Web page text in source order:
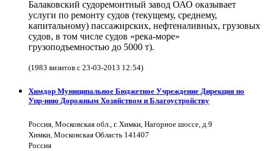
Балаковский судоремонтный завод ОАО оказывает
услуги по ремонту судов (текущему, среднему,
капитальному) пассажирских, нефтеналивных, грузовых
судов, в том числе судов «река-море»
грузоподъемностью до 5000 т).
(1983 визитов с 23-03-2013 12:54)
Химдор Муниципальное Бюджетное Учреждение Дирекция по
Упр-нию Дорожным Хозяйством и Благоустройству
Россия, Московская обл., г. Химки, Нагорное шоссе, д.9
Химки, Московская Область 141407
Россия